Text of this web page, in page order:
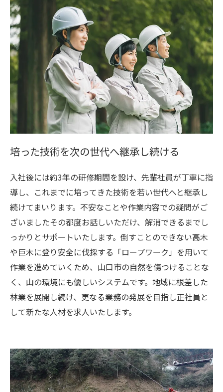
培った技術を次の世代へ継承し続ける
入社後には約3年の研修期間を設け、先輩社員が丁寧に指
導し、これまでに培ってきた技術を若い世代へと継承し
続けてまいります。不安なことや作業内容での疑問がご
ざいましたその都度お話しいただけ、解消できるまでし
っかりとサポートいたします。倒すことのできない高木
や巨木に登り安全に伐採する「ロープワーク」を用いて
作業を進めていくため、山口市の自然を傷つけることな
く、山の環境にも優しいシステムです。地域に根差した
林業を展開し続け、更なる業務の発展を目指し正社員と
して新たな人材を求人いたします。